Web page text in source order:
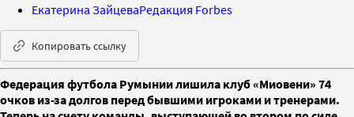
Екатерина ЗайцеваРедакция Forbes
Копировать ссылку
Федерация футбола Румынии лишила клуб «Миовени» 74
очков из-за долгов перед бывшими игроками и тренерами.